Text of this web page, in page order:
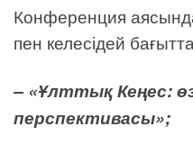
Конференция
пен келесідей
– «Ұлттық Кеңес:
перспективасы»;